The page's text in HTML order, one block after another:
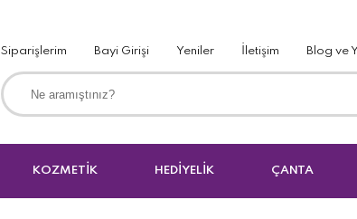
Siparişlerim Bayi Girişi Yeniler İletişim Blog ve
KOZMETİK HEDİYELİK ÇANTA